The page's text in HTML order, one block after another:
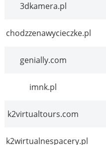
3dkamera.pl
chodzzenawycieczke.pl
genially.com
imnk.pl
k2virtualtours.com
k2wirtualnespacery.pl